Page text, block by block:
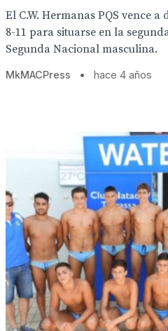
El C.W. Hermanas PQS vence
8-11 para situarse en la
Segunda Nacional masculina.
MkMACPress • hace 4 años